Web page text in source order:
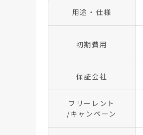
用途・仕様
初期費用
保証会社
フリーレント
/キャンペーン